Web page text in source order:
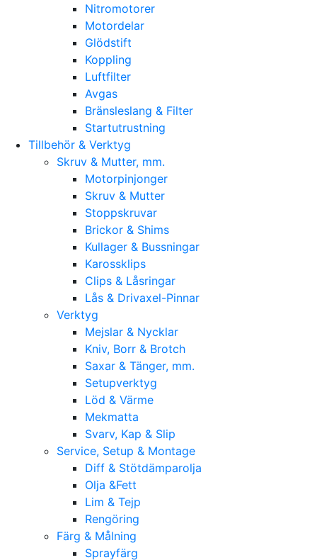
Nitromotorer
Motordelar
Glödstift
Koppling
Luftfilter
Avgas
Bränsleslang & Filter
Startutrustning
Tillbehör & Verktyg
Skruv & Mutter, mm.
Motorpinjonger
Skruv & Mutter
Stoppskruvar
Brickor & Shims
Kullager & Bussningar
Karossklips
Clips & Låsringar
Lås & Drivaxel-Pinnar
Verktyg
Mejslar & Nycklar
Kniv, Borr & Brotch
Saxar & Tänger, mm.
Setupverktyg
Löd & Värme
Mekmatta
Svarv, Kap & Slip
Service, Setup & Montage
Diff & Stötdämparolja
Olja &Fett
Lim & Tejp
Rengöring
Färg & Målning
Sprayfärg